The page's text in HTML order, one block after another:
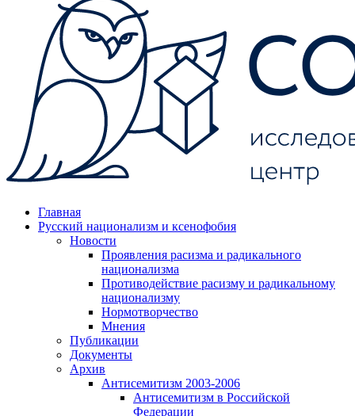
Главная
Русский национализм и ксенофобия
Новости
Проявления расизма и радикального
национализма
Противодействие расизму и радикальному
национализму
Нормотворчество
Мнения
Публикации
Документы
Архив
Антисемитизм 2003-2006
Антисемитизм в Российской
Федерации